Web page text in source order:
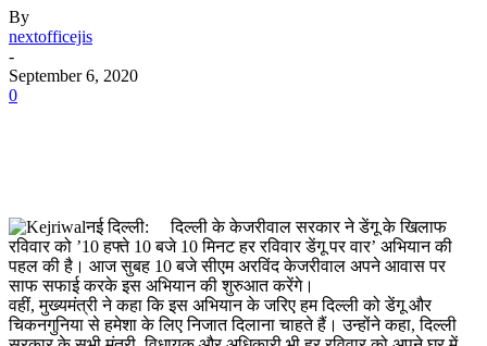
By
nextofficejis
-
September 6, 2020
0
नई दिल्ली: दिल्ली के केजरीवाल सरकार ने डेंगू के खिलाफ
रविवार को ’10 हफ्ते 10 बजे 10 मिनट हर रविवार डेंगू पर वार’ अभियान की
पहल की है। आज सुबह 10 बजे सीएम अरविंद केजरीवाल अपने आवास पर
साफ सफाई करके इस अभियान की शुरुआत करेंगे।
वहीं, मुख्यमंत्री ने कहा कि इस अभियान के जरिए हम दिल्ली को डेंगू और
चिकनगुनिया से हमेशा के लिए निजात दिलाना चाहते हैं। उन्होंने कहा, दिल्ली